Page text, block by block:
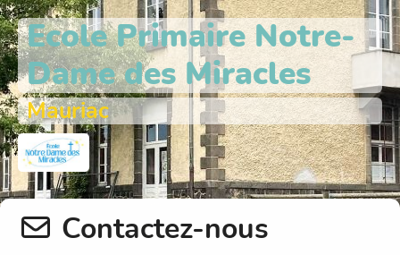
Ecole Primaire Notre-
Dame des Miracles
Mauriac
Contactez-nous